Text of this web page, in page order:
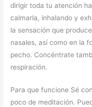
dirigir toda tu atención
calmarla, inhalando y
la sensación que
nasales, así como en la
pecho. Concéntrate
respiración.
Para que funcione Sé
poco de meditación.